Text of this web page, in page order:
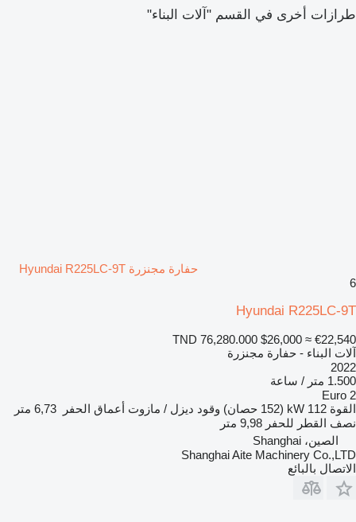
طرازات أخرى في القسم "آلات البناء"
حفارة مجنزرة Hyundai R225LC-9T
6
Hyundai R225LC-9T
TND 76,280.000 $26,000 ≈ €22,540
آلات البناء - حفارة مجنزرة
2022
1.500 متر / ساعة
Euro 2
القوة 112 kW (152 حصان) وقود ديزل / مازوت أعماق الحفر
6,73 متر
نصف القطر للحفر 9,98 متر
الصين، Shanghai
Shanghai Aite Machinery Co.,LTD
الاتصال بالبائع